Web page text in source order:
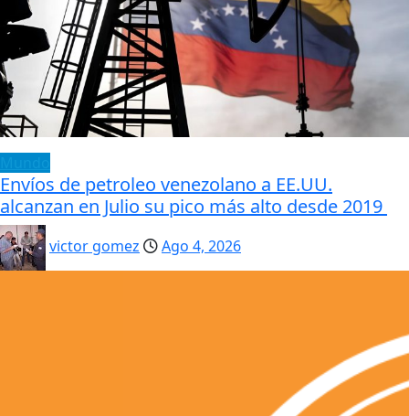
Envíos de petroleo venezolano a EE.UU.
alcanzan en Julio su pico más alto desde 2019
victor gomez Ago 4, 2026